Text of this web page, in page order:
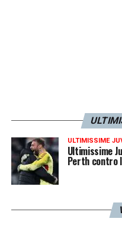
ULTIMISSIME
Ultimissime
Perth contro